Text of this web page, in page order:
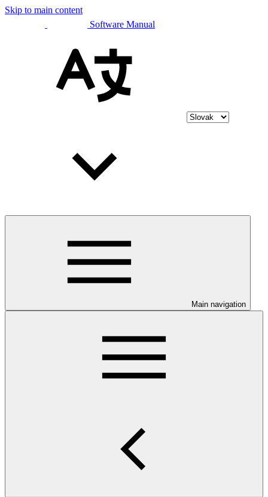
Skip to main content
Software Manual
Main navigation